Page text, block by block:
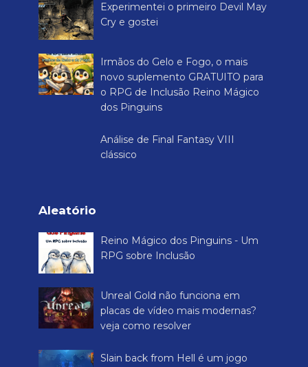
Experimentei o primeiro Devil May
Cry e gostei
Irmãos do Gelo e Fogo, o mais
novo suplemento GRATUITO para
o RPG de Inclusão Reino Mágico
dos Pinguins
Análise de Final Fantasy VIII
clássico
Aleatório
Reino Mágico dos Pinguins - Um
RPG sobre Inclusão
Unreal Gold não funciona em
placas de vídeo mais modernas?
veja como resolver
Slain back from Hell é um jogo